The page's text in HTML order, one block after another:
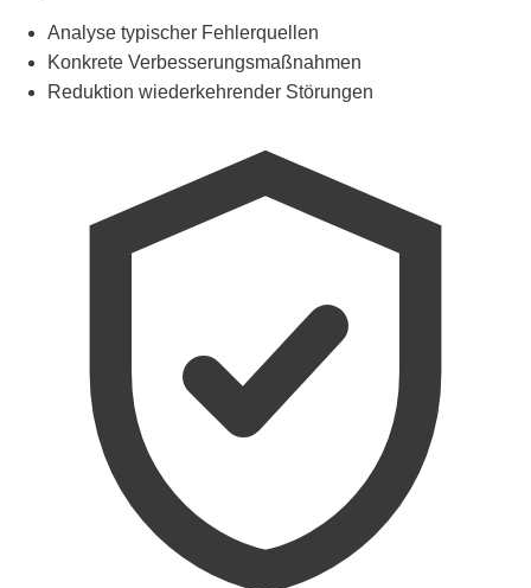
Analyse typischer Fehlerquellen
Konkrete Verbesserungsmaßnahmen
Reduktion wiederkehrender Störungen